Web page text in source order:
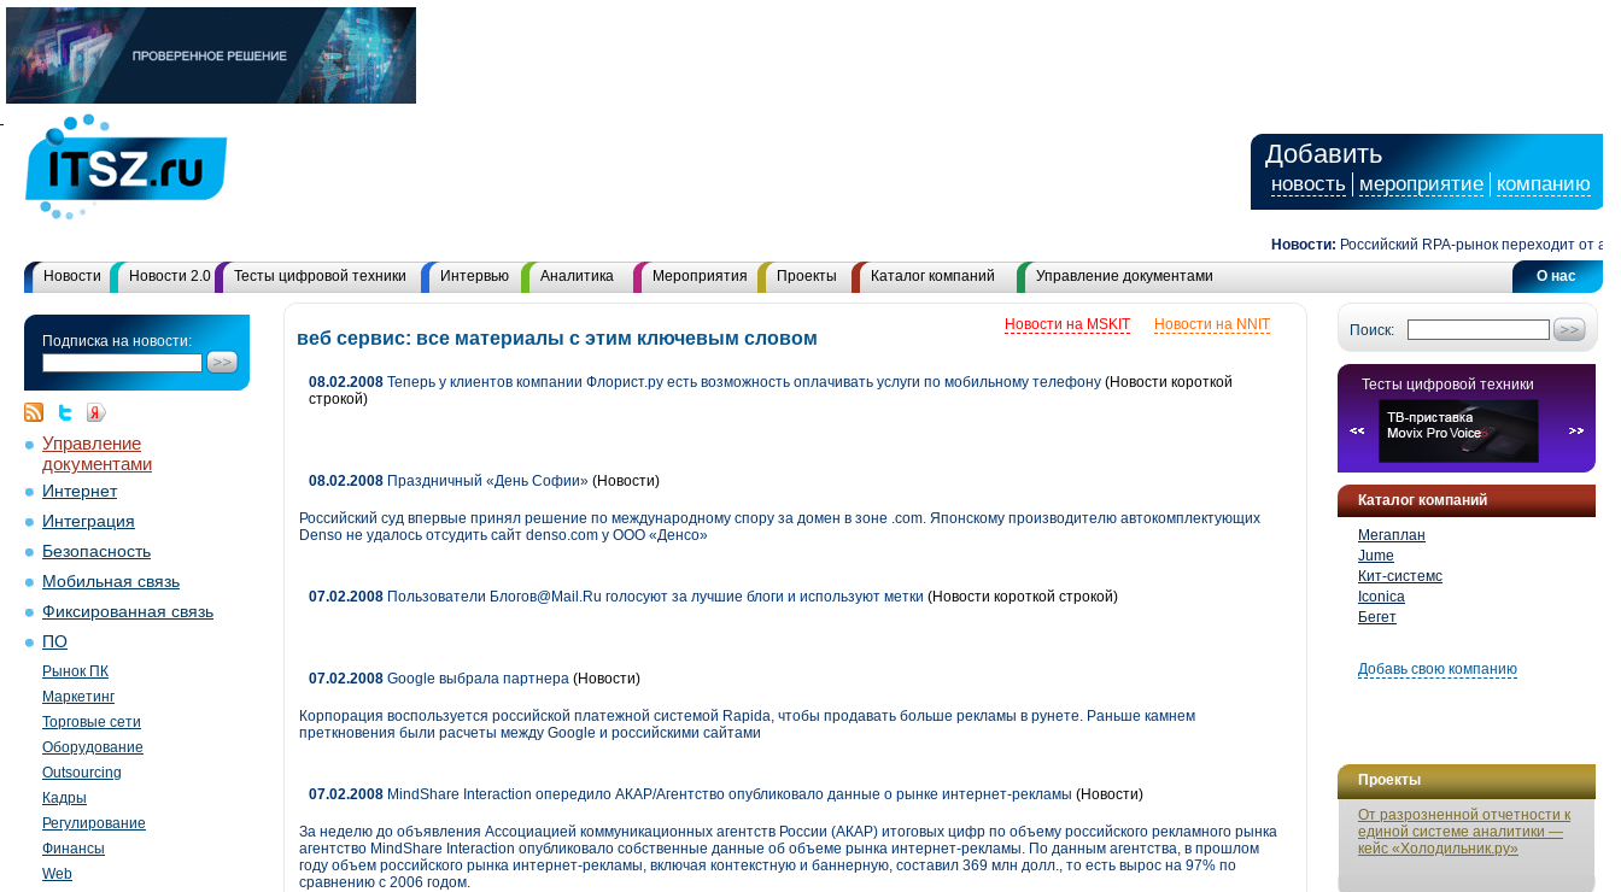
Добавить
новость мероприятие компанию
Новости: Российский RPA-рынок переходит от
О нас
Новости Новости 2.0 Тесты цифровой техники Интервью Аналитика Мероприятия Проекты Каталог компаний Управление документами
Подписка на новости:
Управление
документами
Интернет
Интеграция
Безопасность
Мобильная связь
Фиксированная связь
ПО
Рынок ПК
Маркетинг
Торговые сети
Оборудование
Outsourcing
Кадры
Регулирование
Финансы
Web
Поиск:
Тесты цифровой техники
Каталог компаний
Мегаплан
Jume
Кит-системс
Iconica
Бегет
Добавь свою компанию
Проекты
От разрозненной отчетности к
единой системе аналитики —
кейс «Холодильник.ру»
Новости на NNIT
Новости на MSKIT
веб сервис: все материалы с этим ключевым словом
08.02.2008 Теперь у клиентов компании Флорист.ру есть возможность оплачивать услуги по мобильному телефону (Новости короткой
строкой)
08.02.2008 Праздничный «День Софии» (Новости)
Российский суд впервые принял решение по международному спору за домен в зоне .com. Японскому производителю автокомплектующих
Denso не удалось отсудить сайт denso.com у ООО «Денсо»
07.02.2008 Пользователи Блогов@Mail.Ru голосуют за лучшие блоги и используют метки (Новости короткой строкой)
07.02.2008 Google выбрала партнера (Новости)
Корпорация воспользуется российской платежной системой Rapida, чтобы продавать больше рекламы в рунете. Раньше камнем
преткновения были расчеты между Google и российскими сайтами
07.02.2008 MindShare Interaction опередило АКАР/Агентство опубликовало данные о рынке интернет-рекламы (Новости)
За неделю до объявления Ассоциацией коммуникационных агентств России (АКАР) итоговых цифр по объему российского рекламного рынка
агентство MindShare Interaction опубликовало собственные данные об объеме рынка интернет-рекламы. По данным агентства, в прошлом
году объем российского рынка интернет-рекламы, включая контекстную и баннерную, составил 369 млн долл., то есть вырос на 97% по
сравнению с 2006 годом.